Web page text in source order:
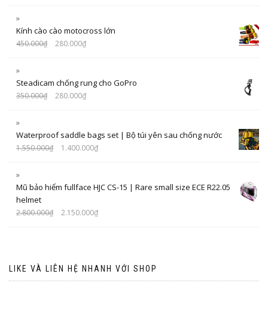
Kính cào cào motocross lớn
450.000₫ 280.000₫
Steadicam chống rung cho GoPro
350.000₫ 280.000₫
Waterproof saddle bags set | Bộ túi yên sau chống nước
1.550.000₫ 1.400.000₫
Mũ bảo hiểm fullface HJC CS-15 | Rare small size ECE R22.05
helmet
2.800.000₫ 2.150.000₫
LIKE VÀ LIÊN HỆ NHANH VỚI SHOP